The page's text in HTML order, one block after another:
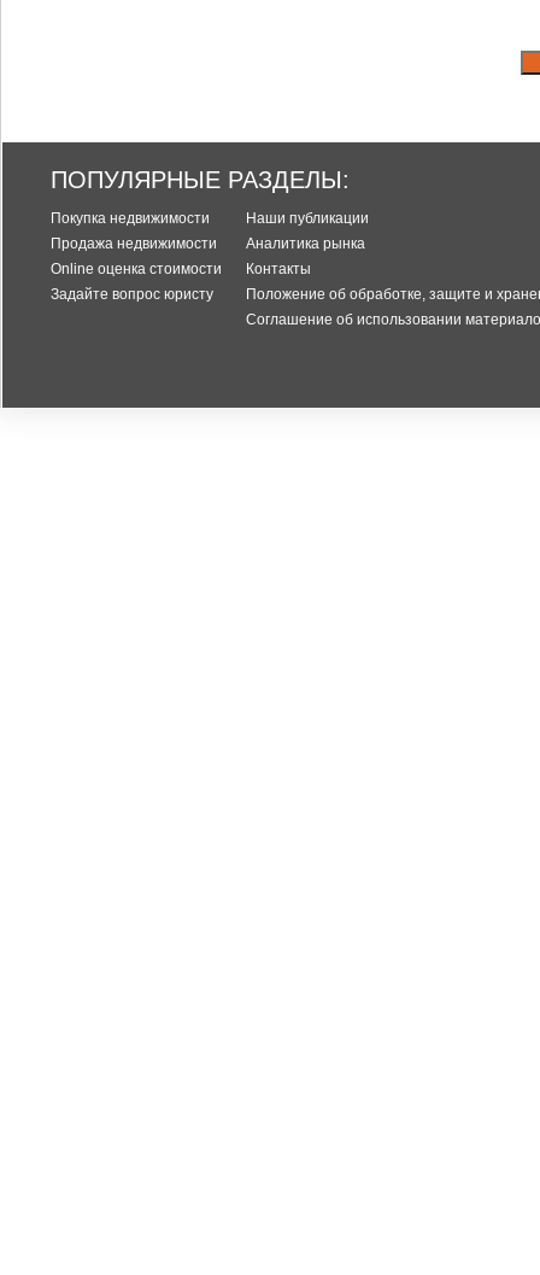
ПОПУЛЯРНЫЕ РАЗДЕЛЫ:
Покупка недвижимости
Продажа недвижимости
Online оценка стоимости
Задайте вопрос юристу
Наши публикации
Аналитика рынка
Контакты
Положение об обработке, защите и
Соглашение об использовании